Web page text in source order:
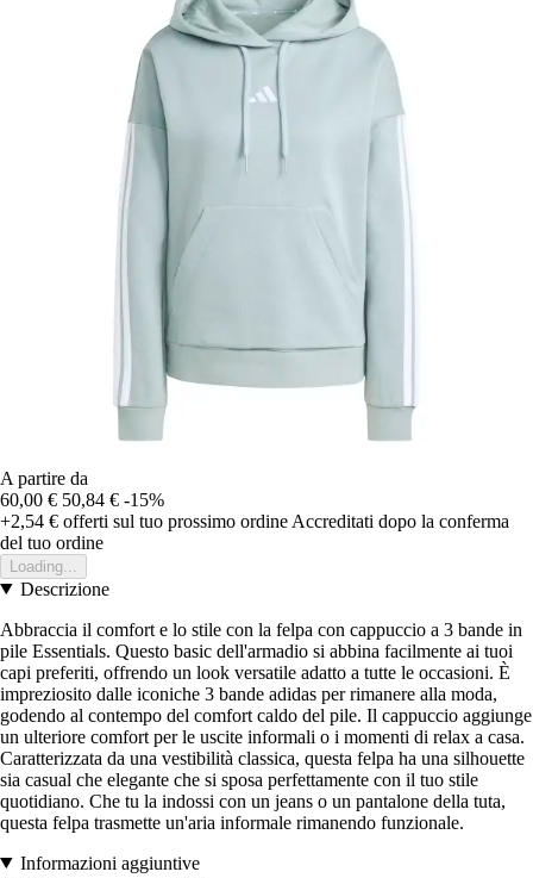
A partire da
60,00 € 50,84 € -15%
+2,54 € offerti sul tuo prossimo ordine Accreditati dopo la conferma
del tuo ordine
Loading...
Descrizione
Abbraccia il comfort e lo stile con la felpa con cappuccio a 3 bande in
pile Essentials. Questo basic dell'armadio si abbina facilmente ai tuoi
capi preferiti, offrendo un look versatile adatto a tutte le occasioni. È
impreziosito dalle iconiche 3 bande adidas per rimanere alla moda,
godendo al contempo del comfort caldo del pile. Il cappuccio aggiunge
un ulteriore comfort per le uscite informali o i momenti di relax a casa.
Caratterizzata da una vestibilità classica, questa felpa ha una silhouette
sia casual che elegante che si sposa perfettamente con il tuo stile
quotidiano. Che tu la indossi con un jeans o un pantalone della tuta,
questa felpa trasmette un'aria informale rimanendo funzionale.
Informazioni aggiuntive